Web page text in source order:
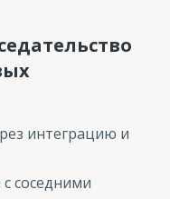
интеграцию и
соседними